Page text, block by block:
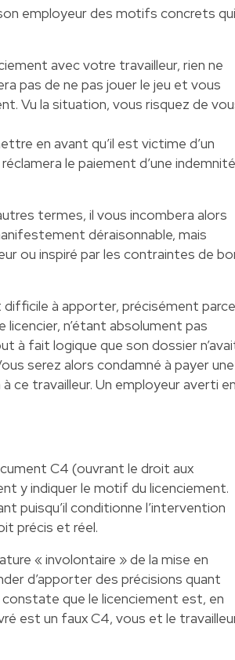
employeur des motifs concrets qui
avec votre travailleur, rien ne
pas de ne pas jouer le jeu et vous
Vu la situation, vous risquez de
en avant qu’il est victime d’un
le paiement d’une indemnité
termes, il vous incombera alors
déraisonnable, mais
ou inspiré par les contraintes de
à apporter, précisément parce
licencier, n’étant absolument pas
à fait logique que son dossier
serez alors condamné à payer une
ce travailleur. Un employeur averti en
C4 (ouvrant le droit aux
y indiquer le motif du licenciement.
puisqu’il conditionne l’intervention
précis et réel.
« involontaire » de la mise en
d’apporter des précisions quant
que le licenciement est, en
est un faux C4, vous et le